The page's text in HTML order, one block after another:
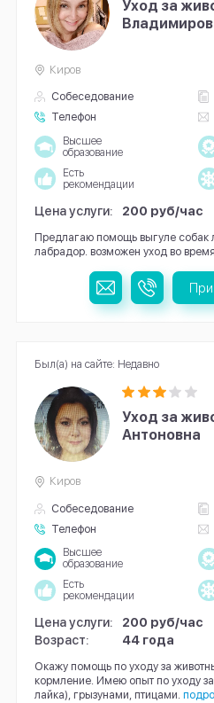
Уход за
Собеседование
Телефон
Киров
Высшее
образование
Есть
рекомендации
Цена услуги: 200 руб/час
Предлагаю помощь выгуле собак
лабрадор. возможен уход во
Уход за
Антоновна
Собеседование
Телефон
Киров
Высшее
образование
Есть
рекомендации
Цена услуги:
200 руб/час
Возраст:
44 года
Окажу помощь по уходу за
кормление. Имею опыт по уходу
лайка), грызунами, птицами.
Был(а) на сайте: Недавно